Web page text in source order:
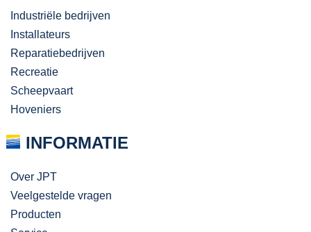
Industriële bedrijven
Installateurs
Reparatiebedrijven
Recreatie
Scheepvaart
Hoveniers
INFORMATIE
Over JPT
Veelgestelde vragen
Producten